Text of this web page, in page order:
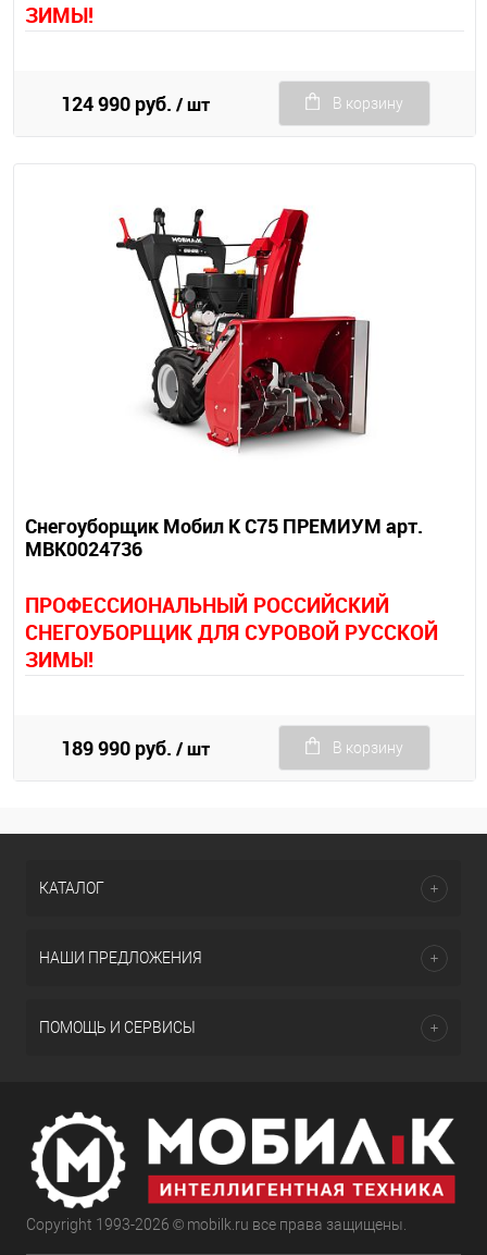
ЗИМЫ!
124 990 руб. / шт В корзину
Снегоуборщик Мобил К С75 ПРЕМИУМ арт.
MBK0024736
ПРОФЕССИОНАЛЬНЫЙ РОССИЙСКИЙ
СНЕГОУБОРЩИК ДЛЯ СУРОВОЙ РУССКОЙ
ЗИМЫ!
189 990 руб. / шт В корзину
КАТАЛОГ
НАШИ ПРЕДЛОЖЕНИЯ
ПОМОЩЬ И СЕРВИСЫ
Copyright 1993-2026 © mobilk.ru все права защищены.